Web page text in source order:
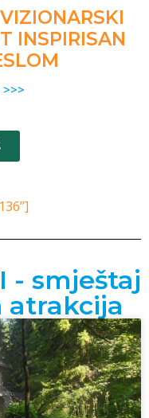
INSPIRISAN
>>>
- smještaj
atrakcija